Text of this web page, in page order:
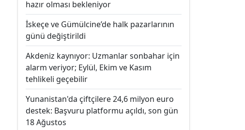
hazır olması bekleniyor
İskeçe ve Gümülcine’de halk pazarlarının
günü değiştirildi
Akdeniz kaynıyor: Uzmanlar sonbahar için
alarm veriyor; Eylül, Ekim ve Kasım
tehlikeli geçebilir
Yunanistan'da çiftçilere 24,6 milyon euro
destek: Başvuru platformu açıldı, son gün
18 Ağustos